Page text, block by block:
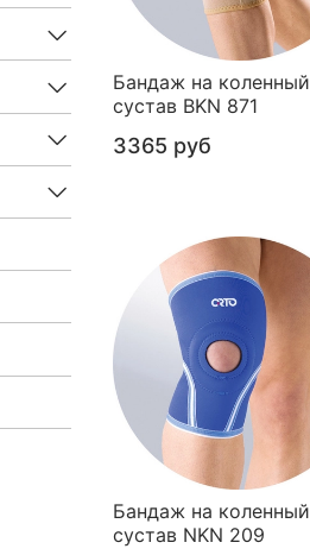
Бандаж на коленный
сустав BKN 871
3365 руб
Бандаж на коленный
сустав NKN 209